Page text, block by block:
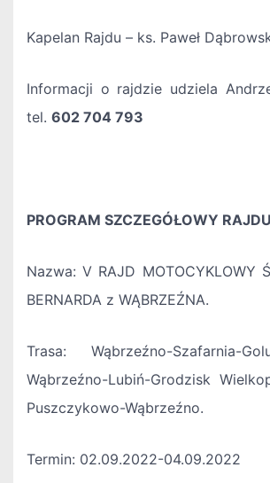
Kapelan Rajdu – ks. Paweł
Informacji o rajdzie udziela
tel. 602 704 793
PROGRAM SZCZEGÓŁOWY RAJDU
Nazwa: V RAJD MOTOCYKLOWY
BERNARDA z WĄBRZEŹNA.
Trasa: Wąbrzeźno-Szafarnia-
Wąbrzeźno-Lubiń-Grodzisk
Puszczykowo-Wąbrzeźno.
Termin: 02.09.2022-04.09.2022